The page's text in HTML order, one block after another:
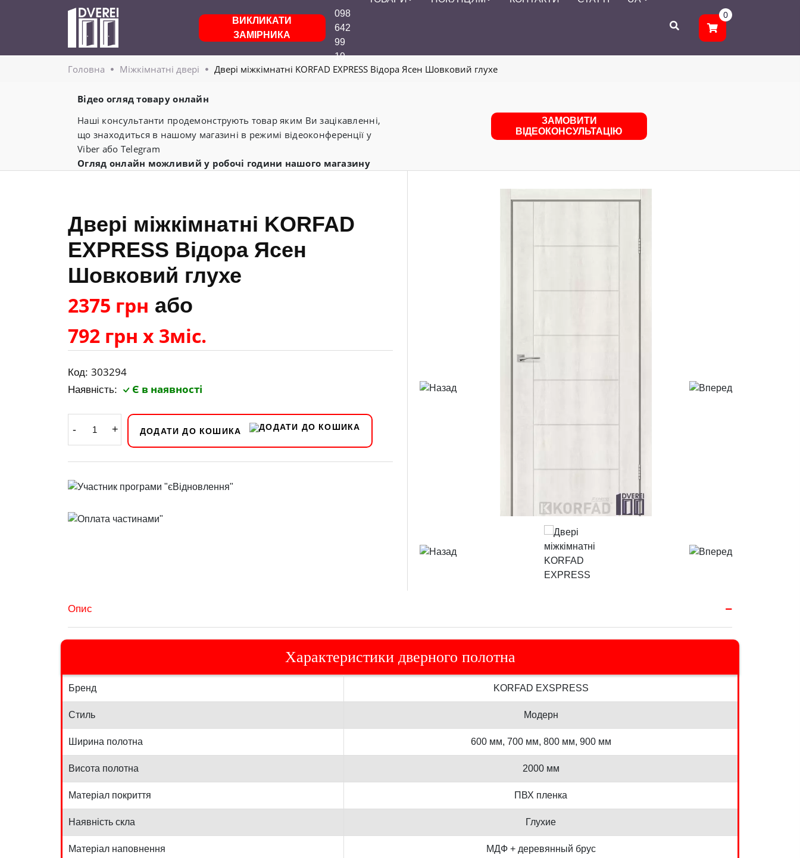
ВИКЛИКАТИ
ЗАМІРНИКА
098
642
99
19
0
Головнa Міжкімнатні двері Двері міжкімнатні KORFAD EXPRESS Відора Ясен Шовковий глухе
Відео огляд товару онлайн
Наші консультанти продемонструють товар яким Ви зацікавленні,
що знаходиться в нашому магазині в режимі відеоконференції у
Viber або Telegram
Огляд онлайн можливий у робочі години нашого магазину
ЗАМОВИТИ
ВІДЕОКОНСУЛЬТАЦІЮ
Двері міжкімнатні KORFAD
EXPRESS Відора Ясен
Шовковий глухе
2375 грн або
792 грн х 3міс.
Код: 303294
Наявність: Є в наявності
- + ДОДАТИ ДО КОШИКА
Опис
Характеристики дверного полотна
Бренд KORFAD EXSPRESS
Стиль Модерн
Ширина полотна 600 мм, 700 мм, 800 мм, 900 мм
Висота полотна 2000 мм
Матеріал покриття ПВХ пленка
Наявність скла Глухие
Матеріал наповнення МДФ + деревянный брус